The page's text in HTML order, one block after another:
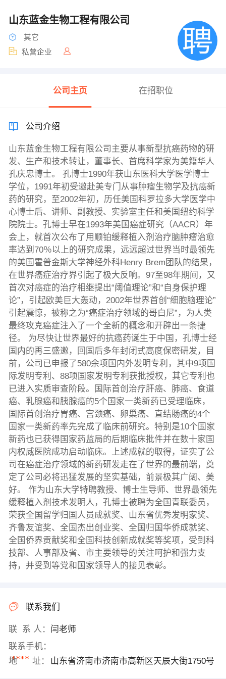
山东蓝金生物工程有限公司
其它
私营企业
公司主页 在招职位
公司介绍
山东蓝金生物工程有限公司主要从事新型抗癌药物的研
发、生产和技术转让，董事长、首席科学家为美籍华人
孔庆忠博士。 孔博士1990年获山东医科大学医学博士
学位，1991年初受邀赴美专门从事肿瘤生物学及抗癌新
药的研究，至2002年初，历任美国科罗拉多大学医学中
心博士后、讲师、副教授、实验室主任和美国纽约科学
院院士。孔博士早在1993年美国癌症研究（AACR）年
会上，就首次公布了用顺铂缓释植入剂治疗脑肿瘤治愈
率达到70％以上的研究成果，远远超过世界当时最领先
的美国霍普金斯大学神经外科Henry Brem团队的结果，
在世界癌症治疗界引起了极大反响。97至98年期间，又
首次对癌症的治疗相继提出“阈值理论”和“自身保护理
论”，引起欧美巨大轰动，2002年世界首创“细胞脑理论”
引起震惊，被称之为“癌症治疗领域的哥白尼”，为人类
最终攻克癌症注入了一个全新的概念和开辟出一条捷
径。 为尽快让世界最好的抗癌药诞生于中国，孔博士经
国内的再三盛邀，回国后多年封闭式高度保密研发，目
前，公司已申报了580余项国内外发明专利，其中9项国
际发明专利、88项国家发明专利获批授权，其它专利也
已进入实质审查阶段。国际首创治疗肝癌、肺癌、食道
癌、乳腺癌和胰腺癌的5个国家一类新药已受理临床，
国际首创治疗胃癌、宫颈癌、卵巢癌、直结肠癌的4个
国家一类新药率先完成了临床前研究。特别是10个国家
新药也已获得国家药监局的后期临床批件并在数十家国
内权威医院成功启动临床。上述成就的取得，证实了公
司在癌症治疗领域的新药研发走在了世界的最前端，奠
定了公司必将迅猛发展的坚实基础，前景极其广阔、美
好。 作为山东大学特聘教授、博士生导师、世界最领先
缓释植入剂技术发明人，孔博士被聘为全国青联委员，
荣获全国留学归国人员成就奖、山东省优秀发明家奖、
齐鲁友谊奖、全国杰出创业奖、全国归国华侨成就奖、
全国侨界贡献奖和全国科技创新成就奖等奖项，受到科
技部、人事部及省、市主要领导的关注呵护和强力支
持，并受到等党和国家领导人的接见表彰。
联系我们
联 系 人： 闫老师
联系手机：
****
地 址： 山东省济南市济南市高新区天辰大街1750号